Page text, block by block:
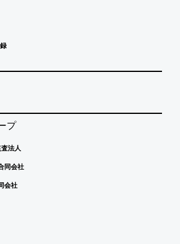
プ
法人
同会社
会社